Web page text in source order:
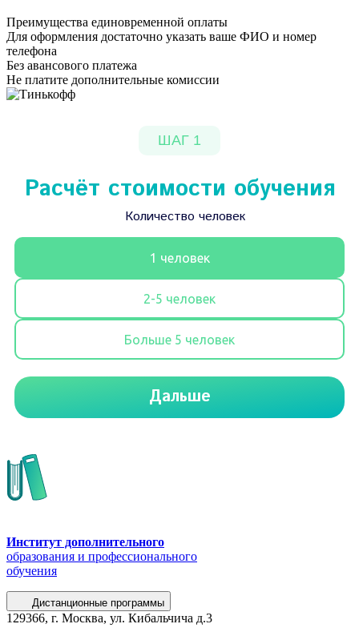
Преимущества единовременной оплаты
Для оформления достаточно указать ваше ФИО и номер
телефона
Без авансового платежа
Не платите дополнительные комиссии
Институт дополнительного
образования и профессионального
обучения
Дистанционные программы
129366, г. Москва, ул. Кибальчича д.3